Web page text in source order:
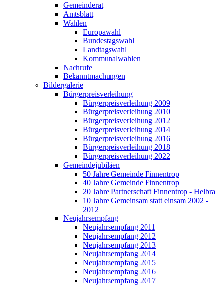
Gemeinderat
Amtsblatt
Wahlen
Europawahl
Bundestagswahl
Landtagswahl
Kommunalwahlen
Nachrufe
Bekanntmachungen
Bildergalerie
Bürgerpreisverleihung
Bürgerpreisverleihung 2009
Bürgerpreisverleihung 2010
Bürgerpreisverleihung 2012
Bürgerpreisverleihung 2014
Bürgerpreisverleihung 2016
Bürgerpreisverleihung 2018
Bürgerpreisverleihung 2022
Gemeindejubiläen
50 Jahre Gemeinde Finnentrop
40 Jahre Gemeinde Finnentrop
20 Jahre Partnerschaft Finnentrop - Helbra
10 Jahre Gemeinsam statt einsam 2002 -
2012
Neujahrsempfang
Neujahrsempfang 2011
Neujahrsempfang 2012
Neujahrsempfang 2013
Neujahrsempfang 2014
Neujahrsempfang 2015
Neujahrsempfang 2016
Neujahrsempfang 2017